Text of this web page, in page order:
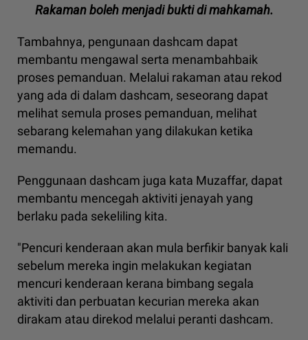
Rakaman boleh menjadi bukti di mahkamah.
Tambahnya, pengunaan dashcam dapat
membantu mengawal serta menambahbaik
proses pemanduan. Melalui rakaman atau rekod
yang ada di dalam dashcam, seseorang dapat
melihat semula proses pemanduan, melihat
sebarang kelemahan yang dilakukan ketika
memandu.
Penggunaan dashcam juga kata Muzaffar, dapat
membantu mencegah aktiviti jenayah yang
berlaku pada sekeliling kita.
"Pencuri kenderaan akan mula berfikir banyak kali
sebelum mereka ingin melakukan kegiatan
mencuri kenderaan kerana bimbang segala
aktiviti dan perbuatan kecurian mereka akan
dirakam atau direkod melalui peranti dashcam.